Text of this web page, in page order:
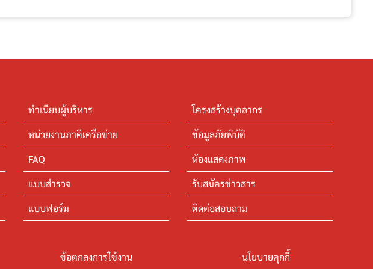
ทำเนียบผู้บริหาร
โครงสร้างบุคลากร
หน่วยงานภาคีเครือข่าย
ข้อมูลภัยพิบัติ
FAQ
ห้องแสดงภาพ
แบบสำรวจ
รับสมัครข่าวสาร
แบบฟอร์ม ติดต่อสอบถาม
ข้อตกลงการใช้งาน
นโยบายคุกกี้